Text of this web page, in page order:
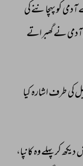
آدمی کو پہچاننے کی
آدمی نے گھبراتے
کی طرف اشارہ کیا
دیکھ کر پہلے وہ کانپا،